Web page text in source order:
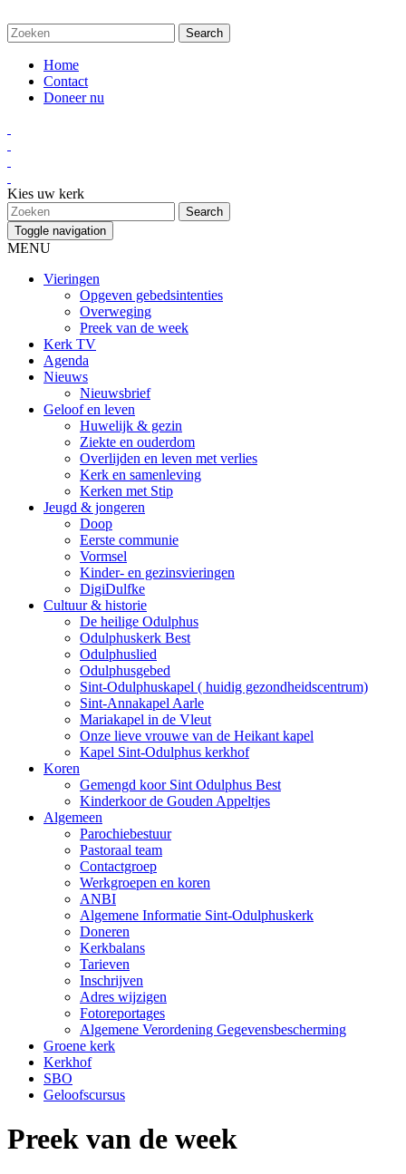
Home
Contact
Doneer nu
Kies uw kerk
Toggle navigation
MENU
Vieringen
Opgeven gebedsintenties
Overweging
Preek van de week
Kerk TV
Agenda
Nieuws
Nieuwsbrief
Geloof en leven
Huwelijk & gezin
Ziekte en ouderdom
Overlijden en leven met verlies
Kerk en samenleving
Kerken met Stip
Jeugd & jongeren
Doop
Eerste communie
Vormsel
Kinder- en gezinsvieringen
DigiDulfke
Cultuur & historie
De heilige Odulphus
Odulphuskerk Best
Odulphuslied
Odulphusgebed
Sint-Odulphuskapel ( huidig gezondheidscentrum)
Sint-Annakapel Aarle
Mariakapel in de Vleut
Onze lieve vrouwe van de Heikant kapel
Kapel Sint-Odulphus kerkhof
Koren
Gemengd koor Sint Odulphus Best
Kinderkoor de Gouden Appeltjes
Algemeen
Parochiebestuur
Pastoraal team
Contactgroep
Werkgroepen en koren
ANBI
Algemene Informatie Sint-Odulphuskerk
Doneren
Kerkbalans
Tarieven
Inschrijven
Adres wijzigen
Fotoreportages
Algemene Verordening Gegevensbescherming
Groene kerk
Kerkhof
SBO
Geloofscursus
Preek van de week